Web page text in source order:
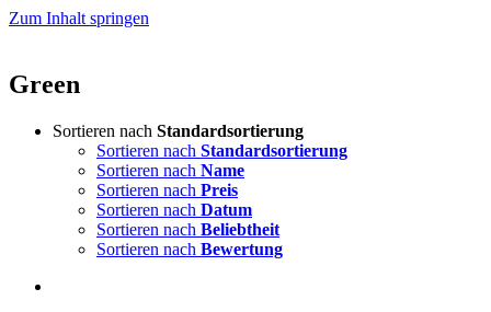
Zum Inhalt springen
Green
Sortieren nach Standardsortierung
Sortieren nach Standardsortierung
Sortieren nach Name
Sortieren nach Preis
Sortieren nach Datum
Sortieren nach Beliebtheit
Sortieren nach Bewertung